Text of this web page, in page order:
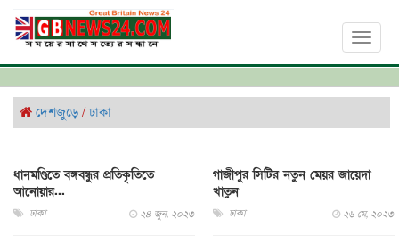
Toggle
দেশজুড়ে/ঢাকা
ধানমণ্ডিতে বঙ্গবন্ধুর প্রতিকৃতিতে
আনোয়ার...
ঢাকা ২৪ জুন, ২০২৩
গাজীপুর সিটির নতুন মেয়র জায়েদা
খাতুন
ঢাকা ২৬ মে, ২০২৩